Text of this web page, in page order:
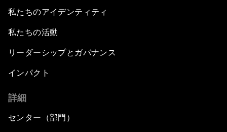
私たちのアイデンティティ
私たちの活動
リーダーシップとガバナンス
インパクト
詳細
センター（部門）